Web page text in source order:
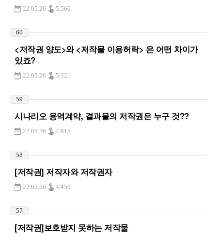
22.05.26 5,566
60
<저작권 양도>와 <저작물 이용허락> 은 어떤 차이가
있죠?
22.05.26 5,321
59
시나리오 용역계약, 결과물의 저작권은 누구 것??
22.05.26 4,915
58
[저작권] 저작자와 저작권자
22.05.26 4,450
57
[저작권]보호받지 못하는 저작물